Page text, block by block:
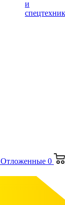
и
Отложенные 0